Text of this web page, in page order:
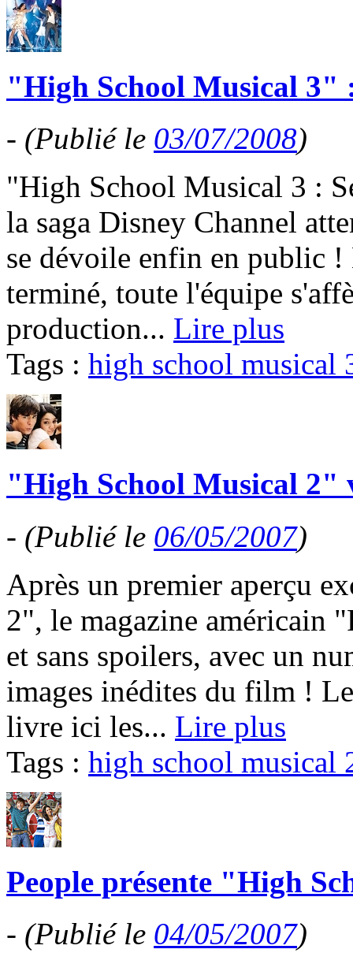
"High School Musical 3"
- (Publié le 03/07/2008)
"High School Musical 3 :
la saga Disney Channel
se dévoile enfin en public
terminé, toute l'équipe
production... Lire plus
Tags : high school musical
"High School Musical 2"
- (Publié le 06/05/2007)
Après un premier aperçu
2", le magazine américain
et sans spoilers, avec un
images inédites du film !
livre ici les... Lire plus
Tags : high school musical
People présente "High
- (Publié le 04/05/2007)